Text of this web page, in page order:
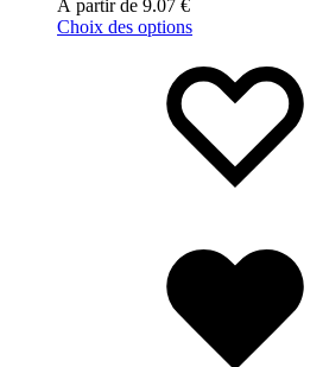
À partir de 9.07 €
Choix des options